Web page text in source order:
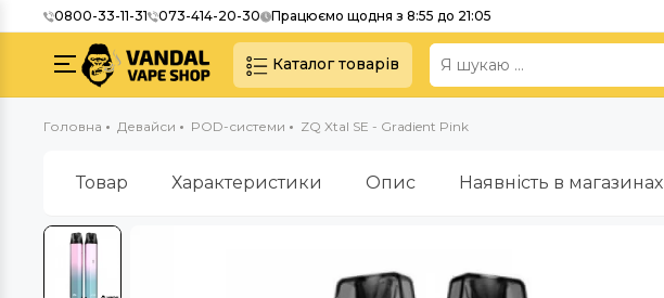
0800-33-11-31 073-414-20-30 Працюємо щодня з 8:55 до 21:05
Каталог товарів
Головна Девайси POD-системи ZQ Xtal SE - Gradient Pink
Товар Характеристики Опис Наявність в магазинах